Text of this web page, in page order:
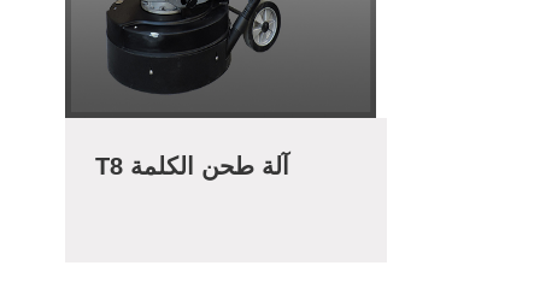
T8 آلة طحن الكلمة